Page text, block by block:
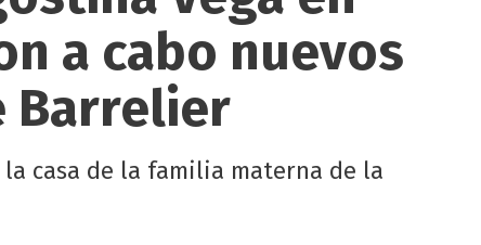
a cabo nuevos
Barrelier
la casa de la familia materna de la